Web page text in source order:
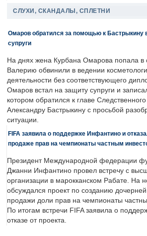
СЛУХИ, СКАНДАЛЫ, СПЛЕТНИ
Омаров обратился за помощью к Бастрыкину
супруги
На днях жена Курбана Омарова попала в
Валерию обвинили в ведении
деятельности без соответствующего
Омаров встал на защиту супруги и
котором обратился к главе
Александру Бастрыкину с просьбой
ситуации.
FIFA заявила о поддержке Инфантино и
продаже прав на чемпионаты частным
Президент Международной федерации
Джанни Инфантино провел встречу с
организации в марокканском Рабате. На
обсуждался проект по созданию дочерней
продажи доли прав на чемпионаты
По итогам встречи FIFA заявила о
отказе от проекта.